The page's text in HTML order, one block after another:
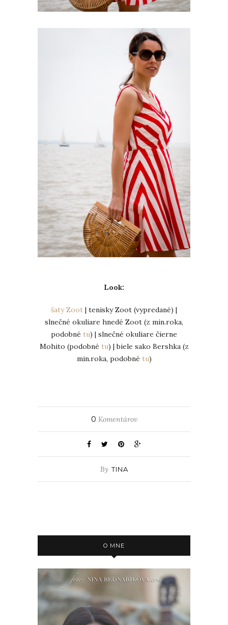
Look:
šaty Zoot | tenisky Zoot (vypredané) |
slnečné okuliare hnedé Zoot (z min.roka,
podobné tu) | slnečné okuliare čierne
Mohito (podobné tu) | biele sako Bershka (z
min.roka, podobné tu)
0 Komentárov
By TINA
O MNE